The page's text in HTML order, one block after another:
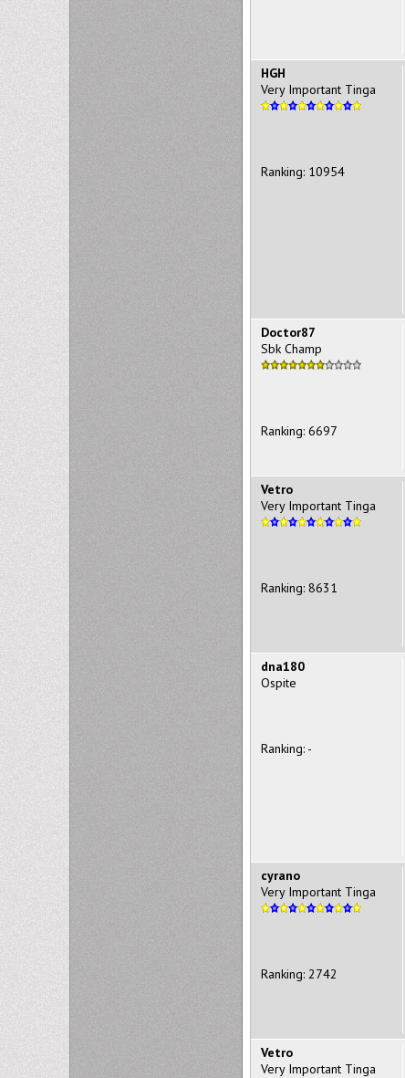
HGH
Very Important Tinga
Ranking: 10954
Doctor87
Sbk Champ
Ranking: 6697
Vetro
Very Important Tinga
Ranking: 8631
dna180
Ospite
Ranking: -
cyrano
Very Important Tinga
Ranking: 2742
Vetro
Very Important Tinga